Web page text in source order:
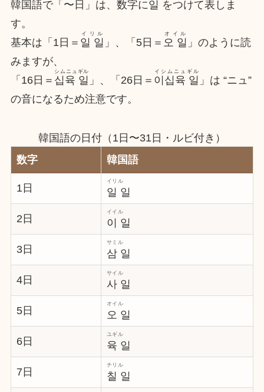
韓国語で「〜日」は、数字に일 をつけて表しま
す。
基本は「1日＝ 일 일
イリル
」、「5日＝ 오 일
オイル
」のように読
みますが、
「16日＝ 십육 일
シムニュギル
」、「26日＝ 이십육 일
イシムニュギル
」は “ニュ”
の音になるため注意です。
韓国語の日付（1日〜31日・ルビ付き）
数字
韓国語
1日 일 일
イリル
2日 이 일
イイル
3日 삼 일
サミル
4日 사 일
サイル
5日 오 일
オイル
6日 육 일
ユギル
7日 칠 일
チリル